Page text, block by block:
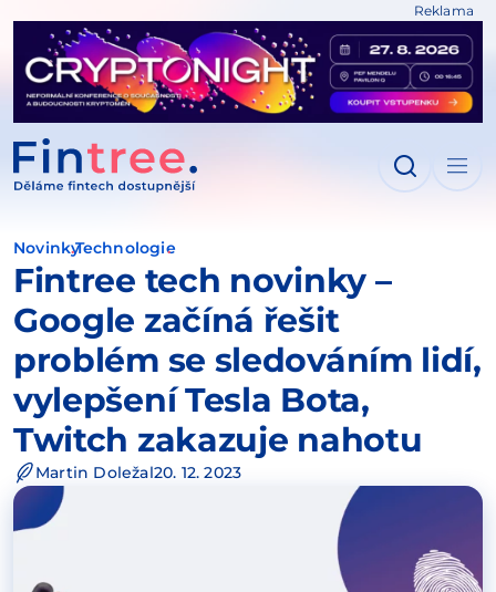
Reklama
NovinkyTechnologie
Fintree tech novinky –
Google začíná řešit
problém se sledováním lidí,
vylepšení Tesla Bota,
Twitch zakazuje nahotu
Martin Doležal20. 12. 2023